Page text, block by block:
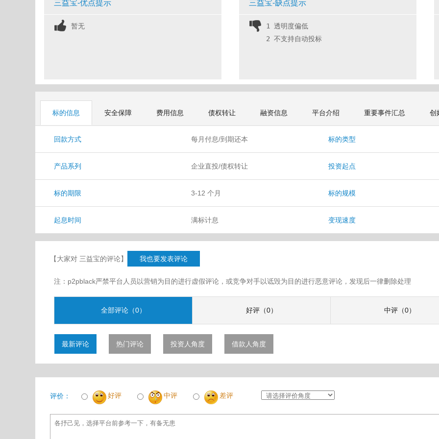
三益宝-优点提示
暂无
三益宝-缺点提示
1 透明度偏低
2 不支持自动投标
标的信息 安全保障 费用信息 债权转让 融资信息 平台介绍 重要事件汇总 创
回款方式 每月付息/到期还本 标的类型
产品系列 企业直投/债权转让 投资起点
标的期限 3-12 个月 标的规模
起息时间 满标计息 变现速度
【大家对 三益宝的评论】 我也要发表评论
注：p2pblack严禁平台人员以营销为目的进行虚假评论，或竞争对手以诋毁为目的进行恶意评论，发现后一律删除处理
全部评论（0） 好评（0） 中评（0）
最新评论 热门评论 投资人角度 借款人角度
评价： 好评 中评 差评